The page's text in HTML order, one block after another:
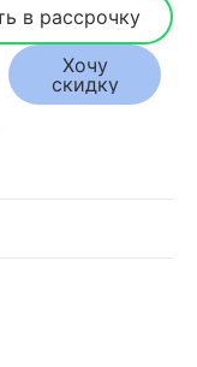
в рассрочку
Хочу
скидку